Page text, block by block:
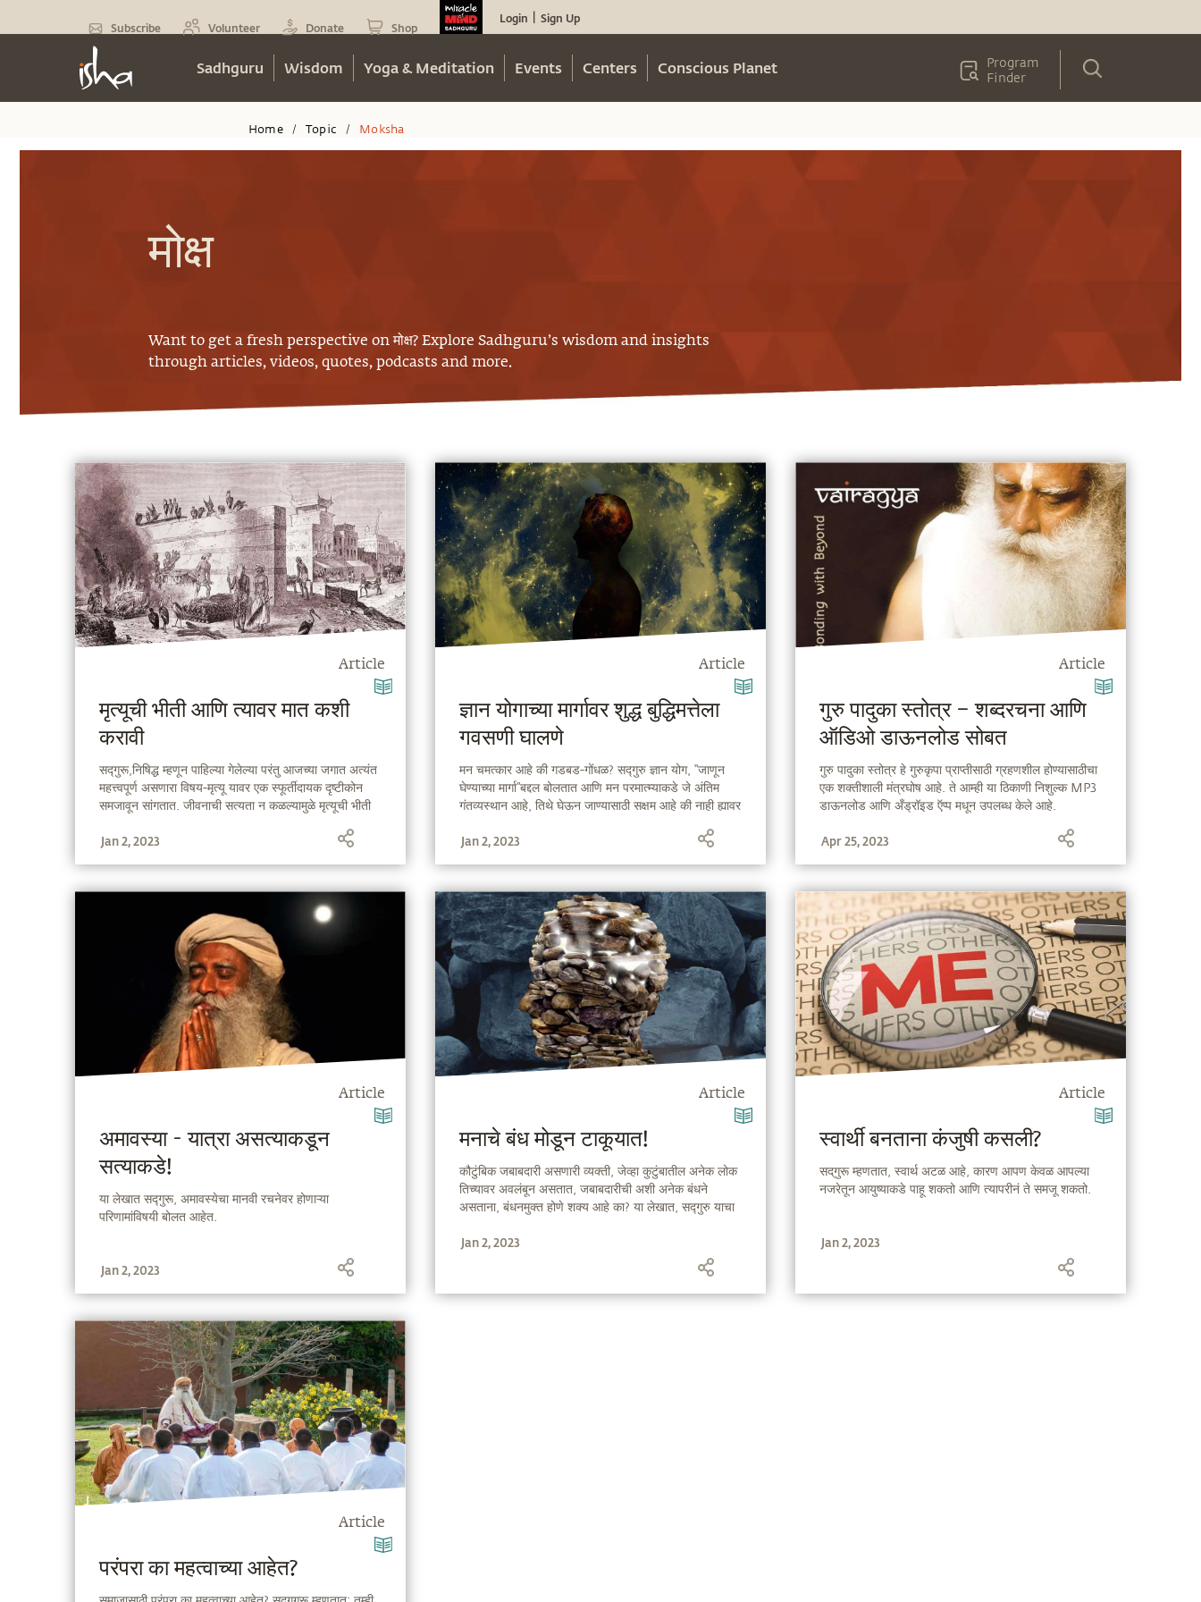
Subscribe Volunteer Donate Shop
Login Sign Up
Sadhguru Wisdom Yoga & Meditation Events Centers Conscious Planet
Program
Finder
Home / Topic / Moksha
मोक्ष
Want to get a fresh perspective onमोक्ष? Explore Sadhguru’s wisdom and insights
through articles, videos, quotes, podcasts and more.
Article
मृत्यूची भीती आणि त्यावर मात कशी
करावी
सद्गुरू,निषिद्ध म्हणून पाहिल्या गेलेल्या परंतु आजच्या जगात अत्यंत
महत्त्वपूर्ण असणारा विषय-मृत्यू यावर एक स्फूर्तीदायक दृष्टीकोन
समजावून सांगतात. जीवनाची सत्यता न कळल्यामुळे मृत्यूची भीती
Jan 2, 2023
Article
अमावस्या - यात्रा असत्याकडून
सत्याकडे!
या लेखात सद्गुरू, अमावस्येचा मानवी रचनेवर होणाऱ्या
परिणामांविषयी बोलत आहेत.
Jan 2, 2023
Article
परंपरा का महत्वाच्या आहेत?
Article
ज्ञान योगाच्या मार्गावर शुद्ध बुद्धिमत्तेला
गवसणी घालणे
मन चमत्कार आहे की गडबड-गोंधळ? सद्गुरु ज्ञान योग, “जाणून
घेण्याच्या मार्गा”बद्दल बोलतात आणि मन परमात्म्याकडे जे अंतिम
गंतव्यस्थान आहे, तिथे घेऊन जाण्यासाठी सक्षम आहे की नाही ह्यावर
Jan 2, 2023
Article
मनाचे बंध मोडून टाकूयात!
कौटुंबिक जबाबदारी असणारी व्यक्ती, जेव्हा कुटुंबातील अनेक लोक
तिच्यावर अवलंबून असतात, जबाबदारीची अशी अनेक बंधने
असताना, बंधनमुक्त होणे शक्य आहे का? या लेखात, सद्गुरु याचा
Jan 2, 2023
Article
गुरु पादुका स्तोत्र – शब्दरचना आणि
ऑडिओ डाऊनलोड सोबत
गुरु पादुका स्तोत्र हे गुरुकृपा प्राप्तीसाठी ग्रहणशील होण्यासाठीचा
एक शक्तीशाली मंत्रघोष आहे. ते आम्ही या ठिकाणी निशुल्क MP3
डाऊनलोड आणि अँड्रॉइड ऍप्प मधून उपलब्ध केले आहे.
Apr 25, 2023
Article
स्वार्थी बनताना कंजुषी कसली?
सद्‌गुरू म्हणतात, स्वार्थ अटळ आहे, कारण आपण केवळ आपल्या
नजरेतून आयुष्याकडे पाहू शकतो आणि त्यापरीनं ते समजू शकतो.
Jan 2, 2023